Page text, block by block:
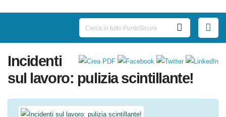
Incidenti
sul lavoro: pulizia scintillante!